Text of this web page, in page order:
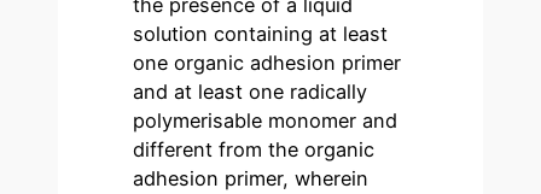
the presence of a liquid
solution containing at least
one organic adhesion primer
and at least one radically
polymerisable monomer and
different from the organic
adhesion primer, wherein